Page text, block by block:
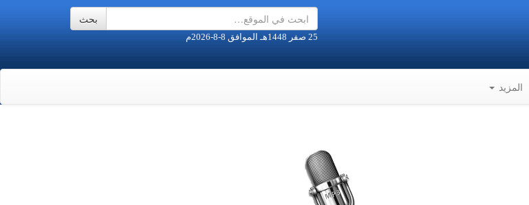
25 صفر 1448هـ الموافق 8-8-2026م
المزيد